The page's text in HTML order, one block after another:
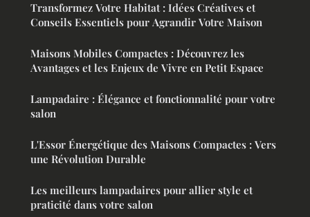
Transformez Votre Habitat : Idées Créatives et
Conseils Essentiels pour Agrandir Votre Maison
Maisons Mobiles Compactes : Découvrez les
Avantages et les Enjeux de Vivre en Petit Espace
Lampadaire : Élégance et fonctionnalité pour votre
salon
L'Essor Énergétique des Maisons Compactes : Vers
une Révolution Durable
Les meilleurs lampadaires pour allier style et
praticité dans votre salon